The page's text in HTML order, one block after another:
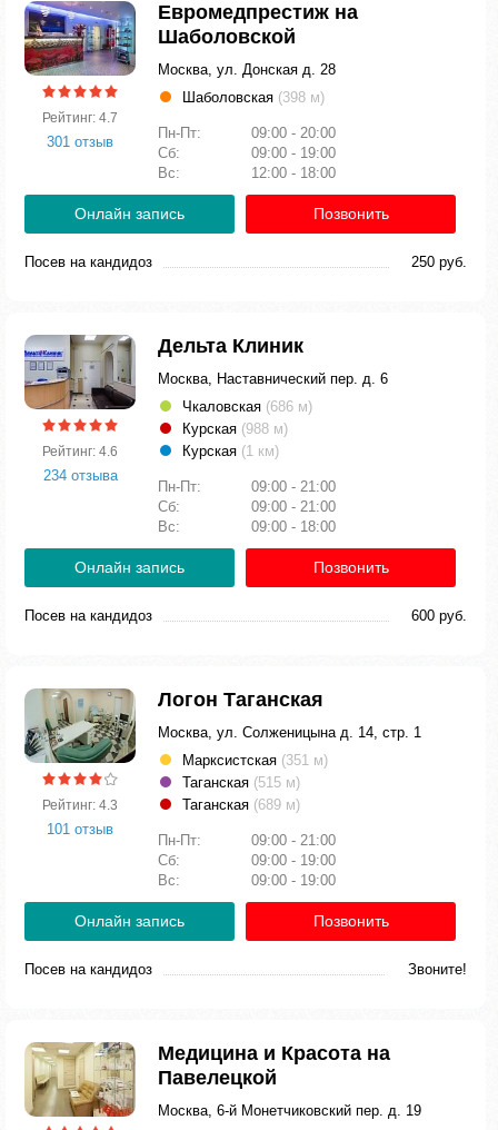
Рейтинг: 4.7
301 отзыв
Евромедпрестиж на
Шаболовской
Москва, ул. Донская д. 28
Шаболовская (398 м)
Пн-Пт:
09:00 - 20:00
Сб:
09:00 - 19:00
Вс:
12:00 - 18:00
Онлайн запись Позвонить
Посев на кандидоз 250 руб.
Рейтинг: 4.6
234 отзыва
Дельта Клиник
Москва, Наставнический пер. д. 6
Чкаловская (686 м)
Курская (988 м)
Курская (1 км)
Пн-Пт:
09:00 - 21:00
Сб:
09:00 - 21:00
Вс:
09:00 - 18:00
Онлайн запись Позвонить
Посев на кандидоз 600 руб.
Рейтинг: 4.3
101 отзыв
Логон Таганская
Москва, ул. Солженицына д. 14, стр. 1
Марксистская (351 м)
Таганская (515 м)
Таганская (689 м)
Пн-Пт:
09:00 - 21:00
Сб:
09:00 - 19:00
Вс:
09:00 - 19:00
Онлайн запись Позвонить
Посев на кандидоз Звоните!
Медицина и Красота на
Павелецкой
Москва, 6-й Монетчиковский пер. д. 19